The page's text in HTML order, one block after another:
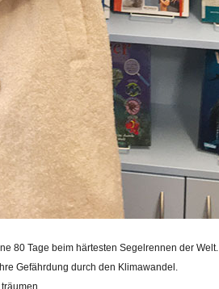
80 Tage beim härtesten Segelrennen der Welt.
Gefährdung durch den Klimawandel.